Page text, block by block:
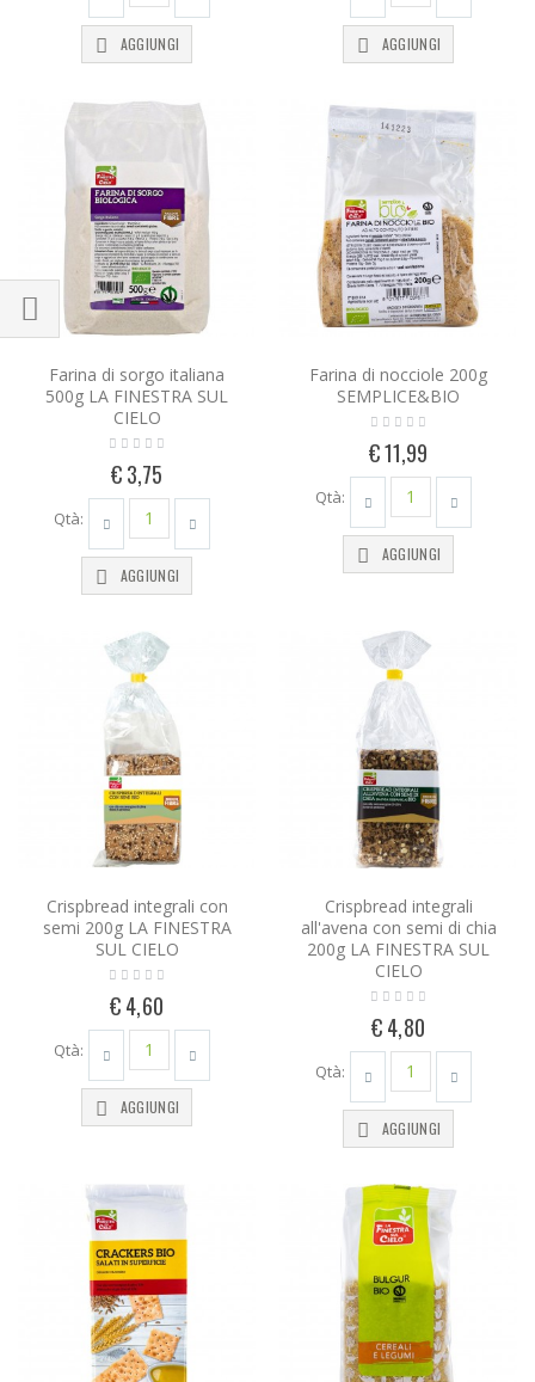
AGGIUNGI AGGIUNGI
Farina di sorgo italiana
500g LA FINESTRA SUL
CIELO
€ 3,75
Qtà:
AGGIUNGI
Farina di nocciole 200g
SEMPLICE&BIO
€ 11,99
Qtà:
AGGIUNGI
Crispbread integrali con
semi 200g LA FINESTRA
SUL CIELO
€ 4,60
Qtà:
AGGIUNGI
Crispbread integrali
all'avena con semi di chia
200g LA FINESTRA SUL
CIELO
€ 4,80
Qtà:
AGGIUNGI